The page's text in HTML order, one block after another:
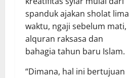
spanduk ajakan sholat lima
waktu, ngaji sebelum mati,
alquran raksasa dan
bahagia tahun baru Islam.
“Dimana, hal ini bertujuan